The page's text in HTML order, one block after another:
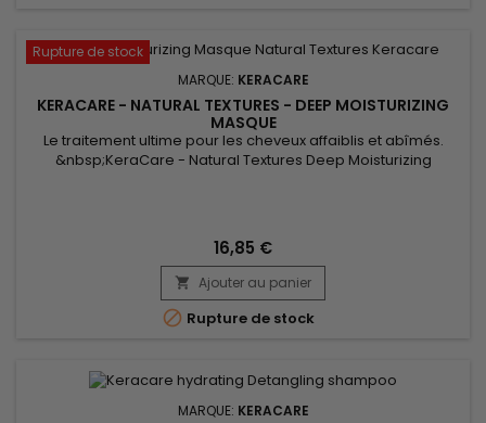
Rupture de stock
MARQUE: KERACARE
KERACARE - NATURAL TEXTURES - DEEP MOISTURIZING
MASQUE
Le traitement ultime pour les cheveux affaiblis et abîmés.
&nbsp;KeraCare - Natural Textures Deep Moisturizing
permet aux cheveux de résister au coiffage thermique sans...
16,85 €
 Ajouter au panier
 Rupture de stock
MARQUE: KERACARE